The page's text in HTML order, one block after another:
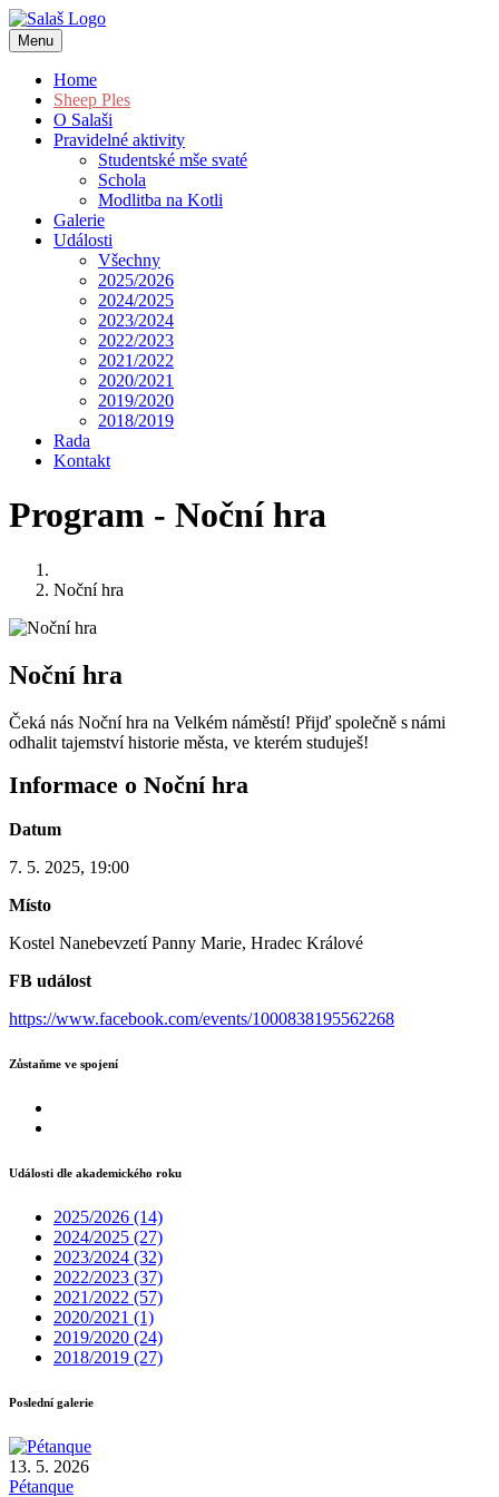
Menu
Home
Sheep Ples
O Salaši
Pravidelné aktivity
Studentské mše svaté
Schola
Modlitba na Kotli
Galerie
Události
Všechny
2025/2026
2024/2025
2023/2024
2022/2023
2021/2022
2020/2021
2019/2020
2018/2019
Rada
Kontakt
Program - Noční hra
Noční hra
Noční hra
Čeká nás Noční hra na Velkém náměstí! Přijď společně s námi
odhalit tajemství historie města, ve kterém studuješ!
Informace o Noční hra
Datum
7. 5. 2025, 19:00
Místo
Kostel Nanebevzetí Panny Marie, Hradec Králové
FB událost
https://www.facebook.com/events/1000838195562268
Zůstaňme ve spojení
Události dle akademického roku
2025/2026 (14)
2024/2025 (27)
2023/2024 (32)
2022/2023 (37)
2021/2022 (57)
2020/2021 (1)
2019/2020 (24)
2018/2019 (27)
Poslední galerie
13. 5. 2026
Pétanque